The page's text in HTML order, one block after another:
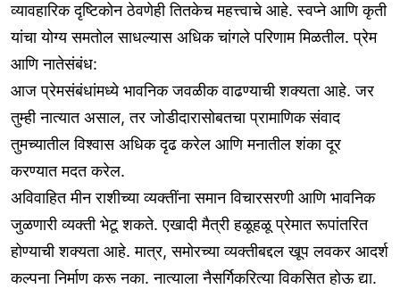
व्यावहारिक दृष्टिकोन ठेवणेही तितकेच महत्त्वाचे आहे. स्वप्ने आणि कृती
यांचा योग्य समतोल साधल्यास अधिक चांगले परिणाम मिळतील. प्रेम
आणि नातेसंबंध:
आज प्रेमसंबंधांमध्ये भावनिक जवळीक वाढण्याची शक्यता आहे. जर
तुम्ही नात्यात असाल, तर जोडीदारासोबतचा प्रामाणिक संवाद
तुमच्यातील विश्वास अधिक दृढ करेल आणि मनातील शंका दूर
करण्यात मदत करेल.
अविवाहित मीन राशीच्या व्यक्तींना समान विचारसरणी आणि भावनिक
जुळणारी व्यक्ती भेटू शकते. एखादी मैत्री हळूहळू प्रेमात रूपांतरित
होण्याची शक्यता आहे. मात्र, समोरच्या व्यक्तीबद्दल खूप लवकर आदर्श
कल्पना निर्माण करू नका. नात्याला नैसर्गिकरित्या विकसित होऊ द्या.